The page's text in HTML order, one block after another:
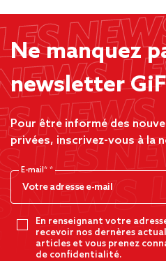
Ne manquez
newsletter
Pour être informé des
privées, inscrivez-vous à la
E-mail*
En renseignant votre
recevoir nos dernères
articles et vous prenez
de confidentialité.